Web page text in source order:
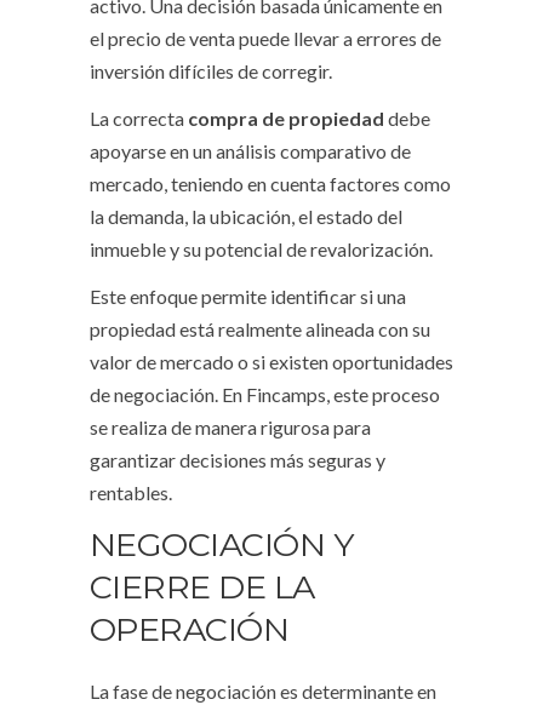
activo. Una decisión basada únicamente en
el precio de venta puede llevar a errores de
inversión difíciles de corregir.
La correcta compra de propiedad debe
apoyarse en un análisis comparativo de
mercado, teniendo en cuenta factores como
la demanda, la ubicación, el estado del
inmueble y su potencial de revalorización.
Este enfoque permite identificar si una
propiedad está realmente alineada con su
valor de mercado o si existen oportunidades
de negociación. En Fincamps, este proceso
se realiza de manera rigurosa para
garantizar decisiones más seguras y
rentables.
NEGOCIACIÓN Y
CIERRE DE LA
OPERACIÓN
La fase de negociación es determinante en